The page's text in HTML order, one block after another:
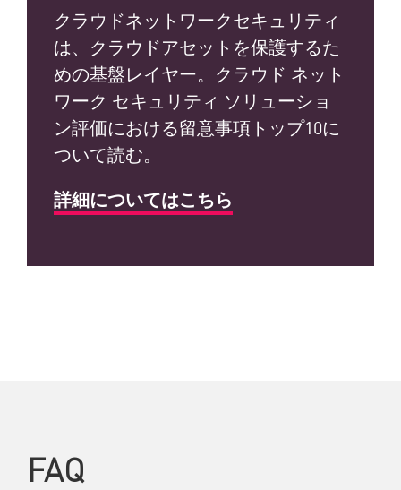
クラウドネットワークセキュリティ
は、クラウドアセットを保護するた
めの基盤レイヤー。クラウド ネット
ワーク セキュリティ ソリューショ
ン評価における留意事項トップ10に
ついて読む。
詳細についてはこちら
FAQ